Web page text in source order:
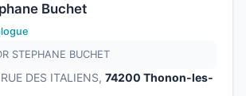
Buchet
STEPHANE BUCHET
DES ITALIENS, 74200 Thonon-les-